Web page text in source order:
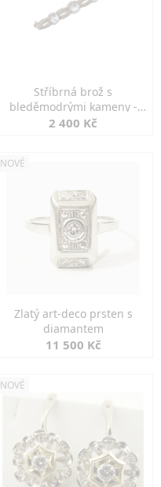
Stříbrná brož s
bleděmodrými kameny -
jemná elegance
2 400 Kč
NOVÉ
Zlatý art-deco prsten s
diamantem
11 500 Kč
NOVÉ